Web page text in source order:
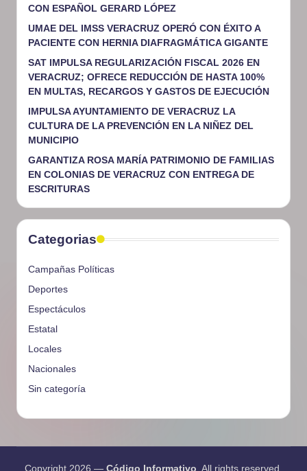
CON ESPAÑOL GERARD LÓPEZ
UMAE DEL IMSS VERACRUZ OPERÓ CON ÉXITO A
PACIENTE CON HERNIA DIAFRAGMÁTICA GIGANTE
SAT IMPULSA REGULARIZACIÓN FISCAL 2026 EN
VERACRUZ; OFRECE REDUCCIÓN DE HASTA 100%
EN MULTAS, RECARGOS Y GASTOS DE EJECUCIÓN
IMPULSA AYUNTAMIENTO DE VERACRUZ LA
CULTURA DE LA PREVENCIÓN EN LA NIÑEZ DEL
MUNICIPIO
GARANTIZA ROSA MARÍA PATRIMONIO DE FAMILIAS
EN COLONIAS DE VERACRUZ CON ENTREGA DE
ESCRITURAS
Categorias
Campañas Políticas
Deportes
Espectáculos
Estatal
Locales
Nacionales
Sin categoría
Copyright 2026 — Código Informativo . All rights reserved.